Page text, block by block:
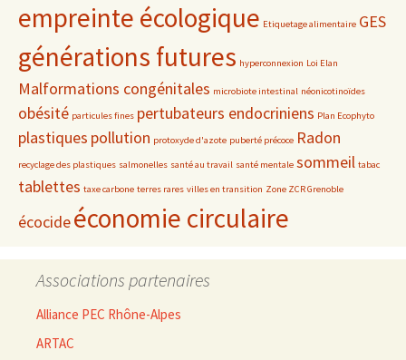
empreinte écologique Etiquetage alimentaire GES
générations futures hyperconnexion Loi Elan
Malformations congénitales microbiote intestinal néonicotinoïdes
obésité particules fines pertubateurs endocriniens Plan Ecophyto
plastiques pollution protoxyde d'azote puberté précoce Radon
recyclage des plastiques salmonelles santé au travail santé mentale sommeil tabac
tablettes taxe carbone terres rares villes en transition Zone ZCR Grenoble
écocideéconomie circulaire
Associations partenaires
Alliance PEC Rhône-Alpes
ARTAC